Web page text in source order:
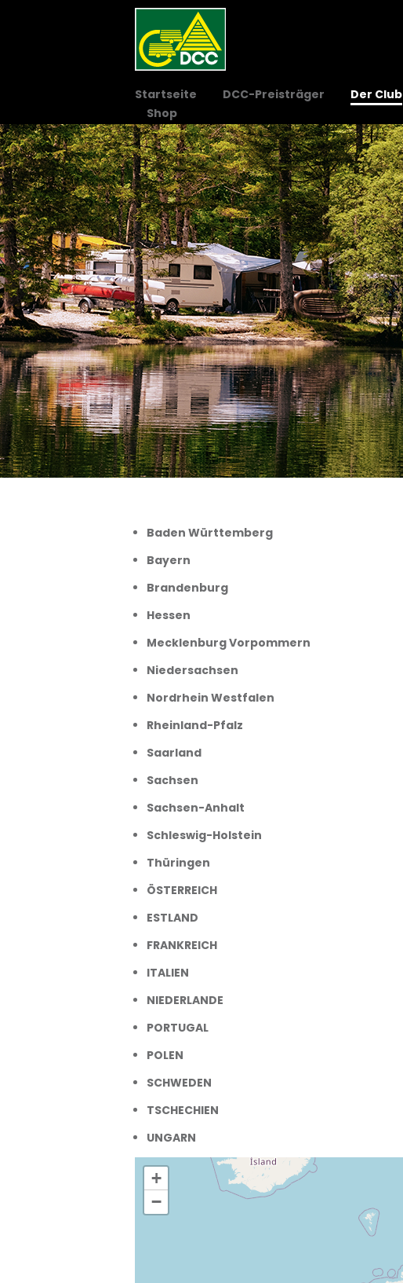
Startseite DCC-Preisträger Der Club
Shop
Baden Württemberg
Bayern
Brandenburg
Hessen
Mecklenburg Vorpommern
Niedersachsen
Nordrhein Westfalen
Rheinland-Pfalz
Saarland
Sachsen
Sachsen-Anhalt
Schleswig-Holstein
Thüringen
ÖSTERREICH
ESTLAND
FRANKREICH
ITALIEN
NIEDERLANDE
PORTUGAL
POLEN
SCHWEDEN
TSCHECHIEN
UNGARN
+
−